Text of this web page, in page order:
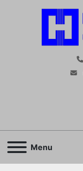
Menu